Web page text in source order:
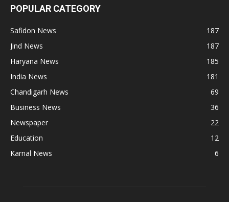
POPULAR CATEGORY
Safidon News
187
Jind News
187
Haryana News
185
India News
181
Chandigarh News
69
Business News
36
Newspaper
22
Education
12
Karnal News
6